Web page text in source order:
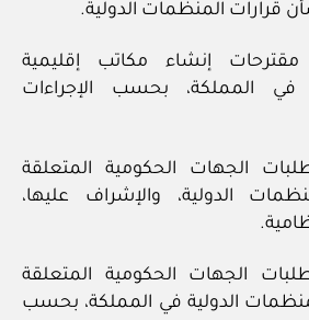
مقترحات إنشاء مكاتب إقليمية
في المملكة، بحسب الإجراءات
الجهات الحكومية المتعلقة
الدولية، والإشراف عليها،
الجهات الحكومية المتعلقة
الدولية في المملكة، بحسب